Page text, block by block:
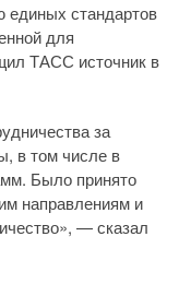
единых стандартов
для
ТАСС источник в
за
в том числе в
Было принято
направлениям и
— сказал